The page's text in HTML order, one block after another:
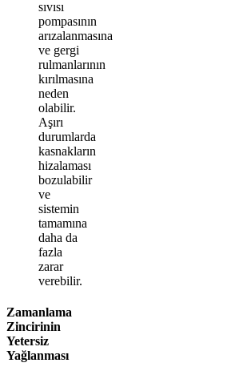
sıvısı
pompasının
arızalanmasına
ve gergi
rulmanlarının
kırılmasına
neden
olabilir.
Aşırı
durumlarda
kasnakların
hizalaması
bozulabilir
ve
sistemin
tamamına
daha da
fazla
zarar
verebilir.
Zamanlama
Zincirinin
Yetersiz
Yağlanması